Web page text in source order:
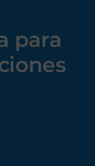
para